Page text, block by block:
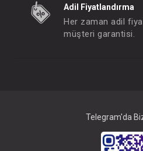
Adil Fiyatlandırma
Her zaman adil
müşteri garantisi.
Telegram'da